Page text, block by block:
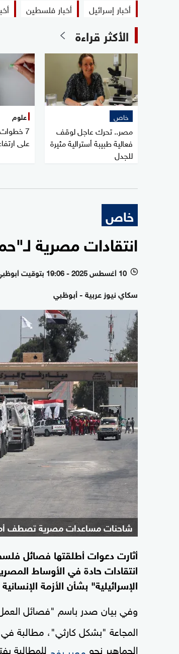
أخبار إسرائيل أخبار فلسطين
الأكثر قراءة
خاص
مصر.. تحرك عاجل لوقف
فعالية طبيبة أسترالية مثيرة
للجدل
علوم
7
على
خاص
انتقادات مصرية
l 10 أغسطس 2025 - 19:06 بتوقيت أبوظبي
سكاي نيوز عربية - أبوظبي
شاحنات مساعدات مصرية تصطف
أثارت دعوات أطلقتها فصائل
انتقادات حادة في الأوساط
الإسرائيلية" بشأن الأزمة
وفي بيان صدر باسم "فصائل
المجاعة "بشكل كارثي"، مطالبة
الجماهير نحو
للمطالبة